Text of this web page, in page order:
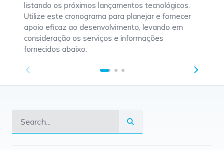
listando os próximos lançamentos tecnológicos.
Utilize este cronograma para planejar e fornecer
apoio eficaz ao desenvolvimento, levando em
consideração os serviços e informações
fornecidos abaixo: